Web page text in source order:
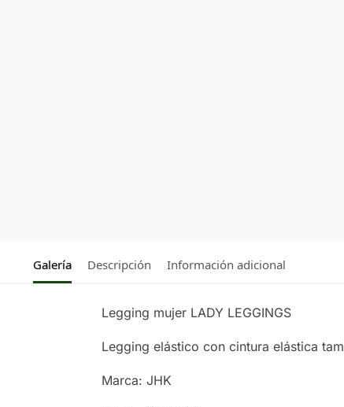
Galería Descripción Información adicional
Legging mujer LADY LEGGINGS
Legging elástico con cintura elástica
Marca: JHK